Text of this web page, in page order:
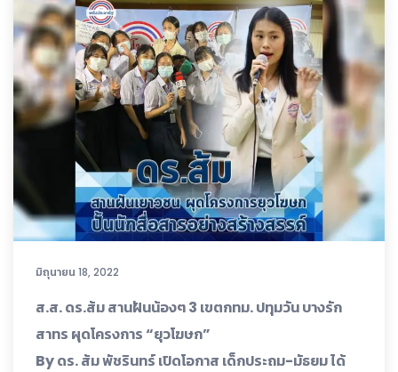
มิถุนายน 18, 2022
ส.ส. ดร.ส้ม สานฝันน้องๆ 3 เขตกทม. ปทุมวัน บางรัก
สาทร ผุดโครงการ “ยุวโฆษก”
By ดร. ส้ม พัชรินทร์ เปิดโอกาส เด็กประถม-มัธยม ได้